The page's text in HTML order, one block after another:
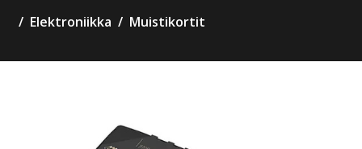
Elektroniikka Muistikortit